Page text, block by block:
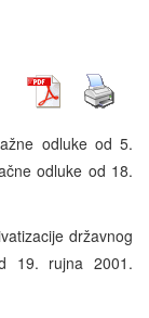
odluke od 5.
odluke od 18.
državnog
19. rujna 2001.